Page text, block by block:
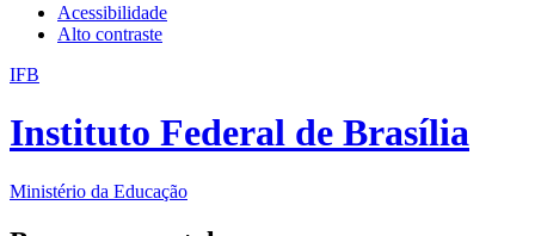
Acessibilidade
Alto contraste
IFB
Instituto Federal de Brasília
Ministério da Educação